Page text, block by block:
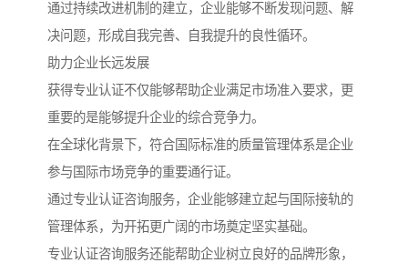
通过持续改进机制的建立，企业能够不断发现问题、解
决问题，形成自我完善、自我提升的良性循环。
助力企业长远发展
获得专业认证不仅能够帮助企业满足市场准入要求，更
重要的是能够提升企业的综合竞争力。
在全球化背景下，符合国际标准的质量管理体系是企业
参与国际市场竞争的重要通行证。
通过专业认证咨询服务，企业能够建立起与国际接轨的
管理体系，为开拓更广阔的市场奠定坚实基础。
专业认证咨询服务还能帮助企业树立良好的品牌形象，